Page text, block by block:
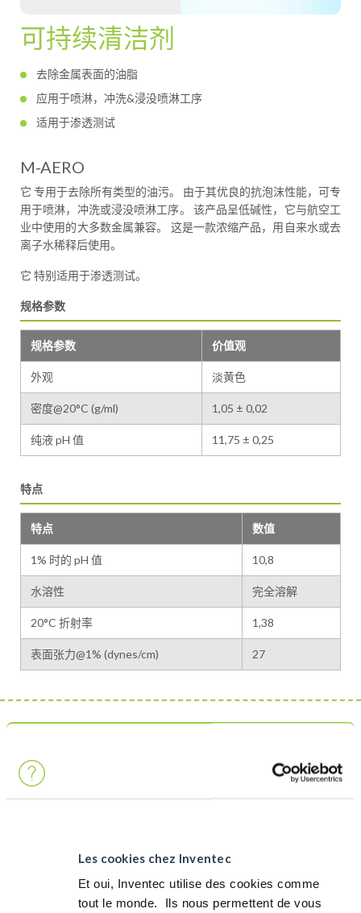
Les cookies chez Inventec
Et oui, Inventec utilise des cookies comme
tout le monde. ​ Ils nous permettent de vous
可持续清洁剂
去除金属表面的油脂
应用于喷淋，冲洗&浸没喷淋工序
适用于渗透测试
M-AERO
它 专用于去除所有类型的油污。 由于其优良的抗泡沫性能，可专
用于喷淋，冲洗或浸没喷淋工序。 该产品呈低碱性，它与航空工
业中使用的大多数金属兼容。 这是一款浓缩产品，用自来水或去
离子水稀释后使用。
它 特别适用于渗透测试。
规格参数
规格参数 价值观
外观 淡黄色
密度@20°C (g/ml) 1,05 ± 0,02
纯液 pH 值 11,75 ± 0,25
特点
特点 数值
1% 时的 pH 值 10,8
水溶性 完全溶解
20°C 折射率 1,38
表面张力@1% (dynes/cm) 27
环保的主要贡献:
无毒 & 无腐蚀 -> 无使用防护说明
环境保护&能源节约